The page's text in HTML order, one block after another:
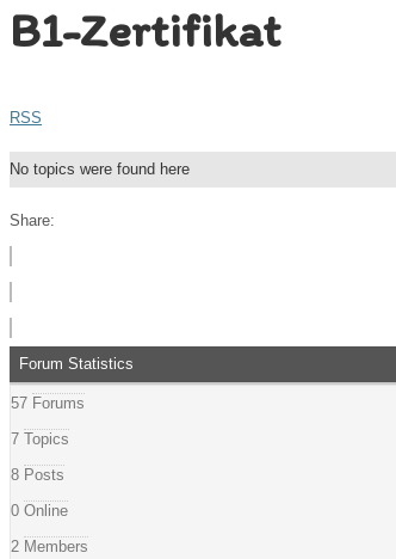
B1-Zertifikat
RSS
No topics were found here
Share:
Forum Statistics
57 Forums
7 Topics
8 Posts
0 Online
2 Members